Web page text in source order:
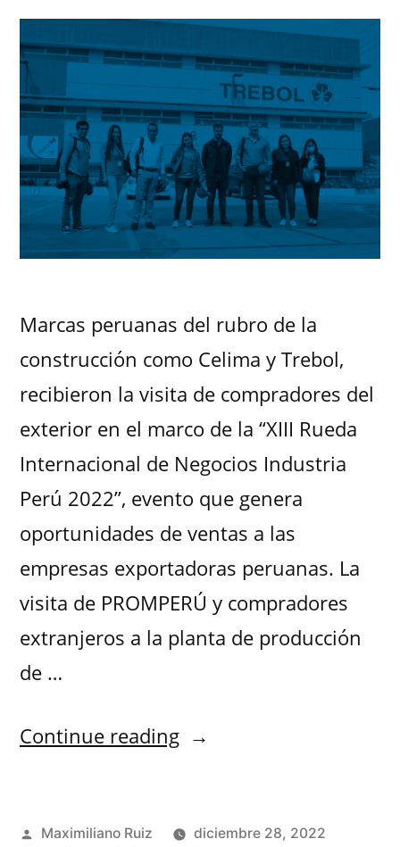
Marcas peruanas del rubro de la
construcción como Celima y Trebol,
recibieron la visita de compradores del
exterior en el marco de la “XIII Rueda
Internacional de Negocios Industria
Perú 2022”, evento que genera
oportunidades de ventas a las
empresas exportadoras peruanas. La
visita de PROMPERÚ y compradores
extranjeros a la planta de producción
de …
Continue reading
Maximiliano Ruiz
diciembre 28, 2022